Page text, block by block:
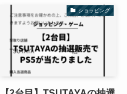
ショッピング